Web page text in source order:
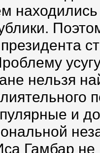
нельзя
и
Гамбар